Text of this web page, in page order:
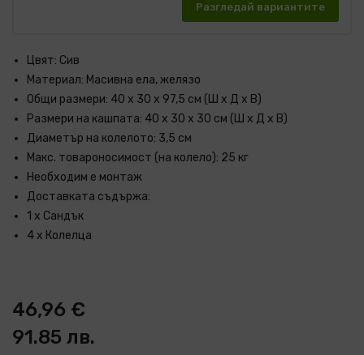
Разгледай вариантите
Цвят: Сив
Материал: Масивна ела, желязо
Общи размери: 40 x 30 x 97,5 см (Ш x Д x В)
Размери на кашпата: 40 x 30 x 30 см (Ш x Д x В)
Диаметър на колелото: 3,5 см
Макс. товароносимост (на колело): 25 кг
Необходим е монтаж
Доставката съдържа:
1 x Сандък
4 x Колелца
46,96 €
91.85 лв.